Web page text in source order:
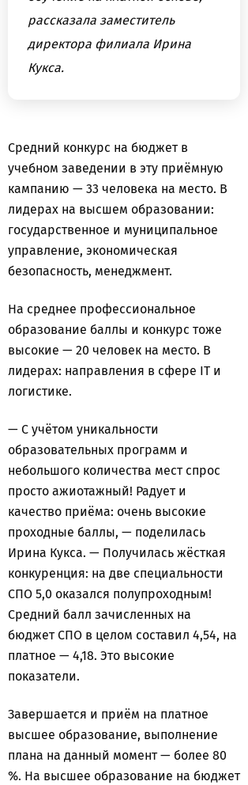
рассказала заместитель
директора филиала Ирина
Кукса.
Средний конкурс на бюджет в
учебном заведении в эту приёмную
кампанию — 33 человека на место. В
лидерах на высшем образовании:
государственное и муниципальное
управление, экономическая
безопасность, менеджмент.
На среднее профессиональное
образование баллы и конкурс тоже
высокие — 20 человек на место. В
лидерах: направления в сфере IT и
логистике.
— С учётом уникальности
образовательных программ и
небольшого количества мест спрос
просто ажиотажный! Радует и
качество приёма: очень высокие
проходные баллы, — поделилась
Ирина Кукса. — Получилась жёсткая
конкуренция: на две специальности
СПО 5,0 оказался полупроходным!
Средний балл зачисленных на
бюджет СПО в целом составил 4,54, на
платное — 4,18. Это высокие
показатели.
Завершается и приём на платное
высшее образование, выполнение
плана на данный момент — более 80
%. На высшее образование на бюджет